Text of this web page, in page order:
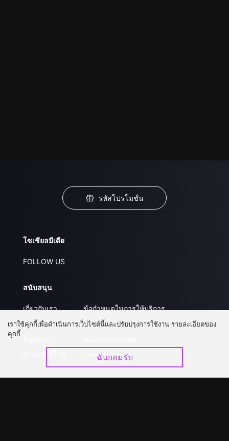
รหัสโปรโมชั่น
โซเชียลมีเดีย
FOLLOW US
สนับสนุน
เกี่ยวกับเรา
คำถามที่พบบ่อย
ข้อกำหนดในการให้บริการ
นโยบายความเป็นส่วนตัว
ร่วมงานกับเรา
เราใช้คุกกี้เพื่อดำเนินการเว็บไซต์นี้และปรับปรุงการใช้งาน รายละเอียดของ
คุกกี้
ฉันยอมรับ